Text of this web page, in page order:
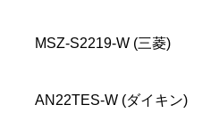
MSZ-S2219-W (三菱)
AN22TES-W (ダイキン)